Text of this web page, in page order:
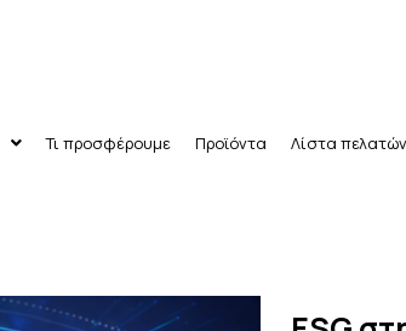
Τι προσφέρουμε Προϊόντα Λίστα πελατών